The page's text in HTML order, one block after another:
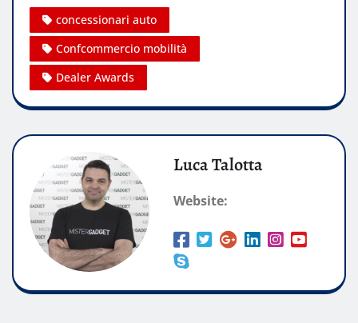
concessionari auto
Confcommercio mobilità
Dealer Awards
Luca Talotta
Website: